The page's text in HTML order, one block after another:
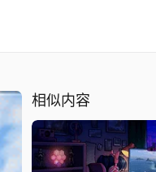
相似内容